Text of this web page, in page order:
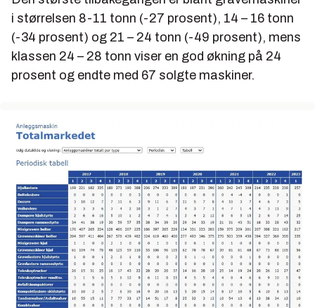
i størrelsen 8-11 tonn (-27 prosent), 14 – 16 tonn
(-34 prosent) og 21 – 24 tonn (-49 prosent), mens
klassen 24 – 28 tonn viser en god økning på 24
prosent og endte med 67 solgte maskiner.